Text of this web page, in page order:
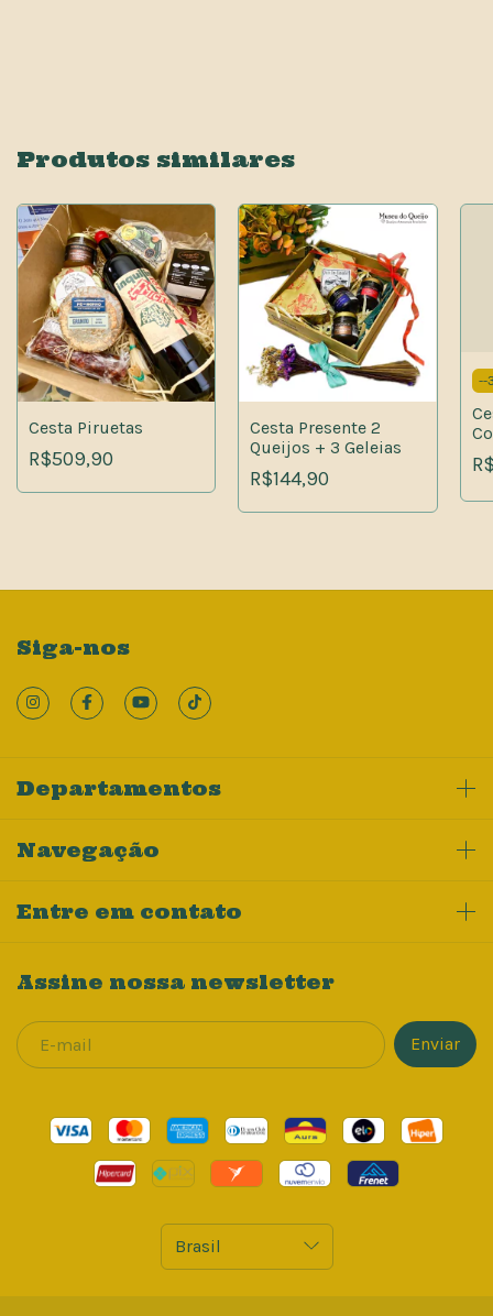
Produtos similares
Cesta Piruetas
R$509,90
Cesta Presente 2
Queijos + 3 Geleias
R$144,90
--
Siga-nos
Departamentos
Navegação
Entre em contato
Assine nossa newsletter